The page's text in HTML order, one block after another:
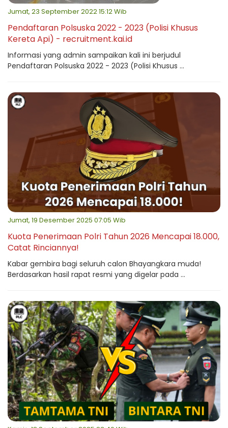
Jumat, 23 September 2022 15:12 Wib
Pendaftaran Polsuska 2022 - 2023 (Polisi Khusus
Kereta Api) - recruitment.kai.id
Informasi yang admin sampaikan kali ini berjudul
Pendaftaran Polsuska 2022 - 2023 (Polisi Khusus ...
Jumat, 19 Desember 2025 07:05 Wib
Kuota Penerimaan Polri Tahun 2026 Mencapai 18.000,
Catat Rinciannya!
Kabar gembira bagi seluruh calon Bhayangkara muda!
Berdasarkan hasil rapat resmi yang digelar pada ...